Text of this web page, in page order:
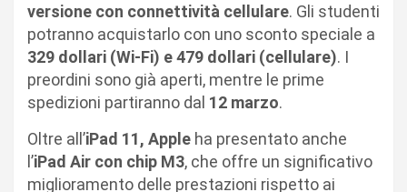
versione con connettività cellulare. Gli studenti
potranno acquistarlo con uno sconto speciale a
329 dollari (Wi-Fi) e 479 dollari (cellulare). I
preordini sono già aperti, mentre le prime
spedizioni partiranno dal 12 marzo.
Oltre all’iPad 11, Apple ha presentato anche
l’iPad Air con chip M3, che offre un significativo
miglioramento delle prestazioni rispetto ai